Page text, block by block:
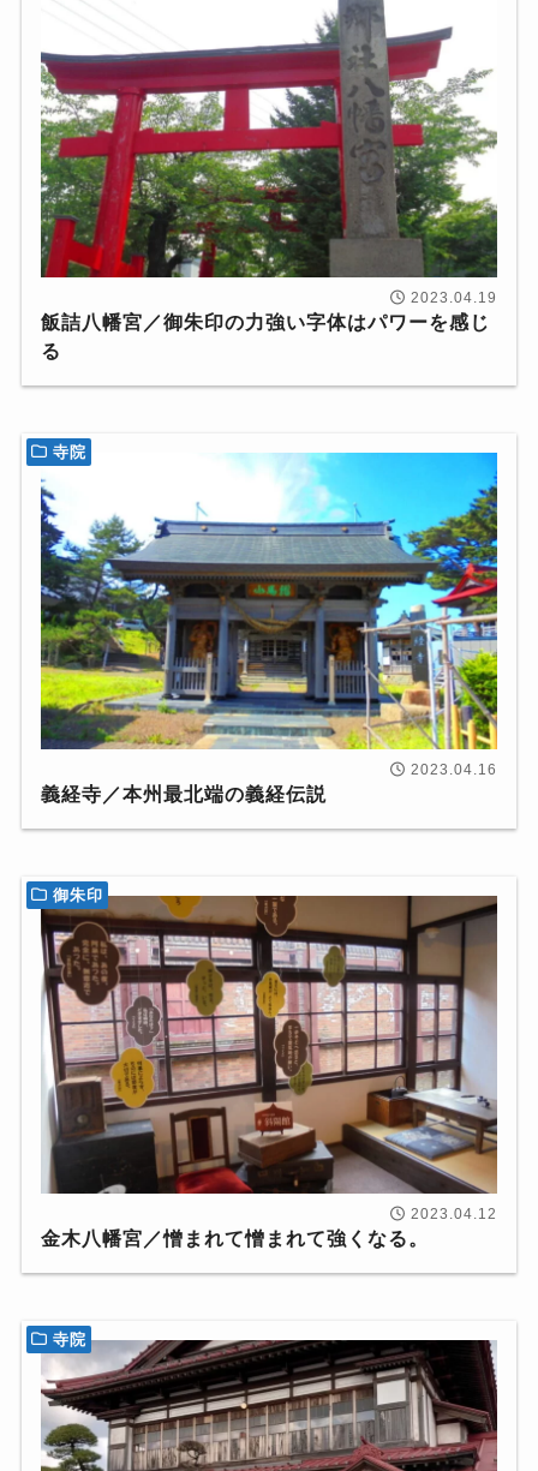
2023.04.19
飯詰八幡宮／御朱印の力強い字体はパワーを感じ
る
2023.04.16
義経寺／本州最北端の義経伝説
寺院
2023.04.12
金木八幡宮／憎まれて憎まれて強くなる。
御朱印
寺院